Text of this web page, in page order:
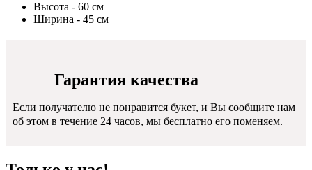
Высота - 60 см
Ширина - 45 см
Гарантия качества
Если получателю не понравится букет, и Вы сообщите нам
об этом в течение 24 часов, мы бесплатно его поменяем.